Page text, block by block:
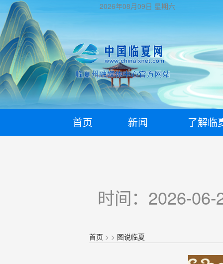
2026年08月09日 星期六
首页 新闻 了解临
时间：2026-06-
首页 > > 图说临夏